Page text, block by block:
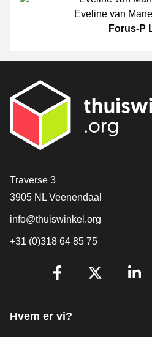
Eveline van
Forus-P
[_General:Contact]
Traverse 3
3905 NL Veenendaal
info@thuiswinkel.org
+31 (0)318 64 85 75
[_General:SocialMediaTitle]
Hvem er vi?